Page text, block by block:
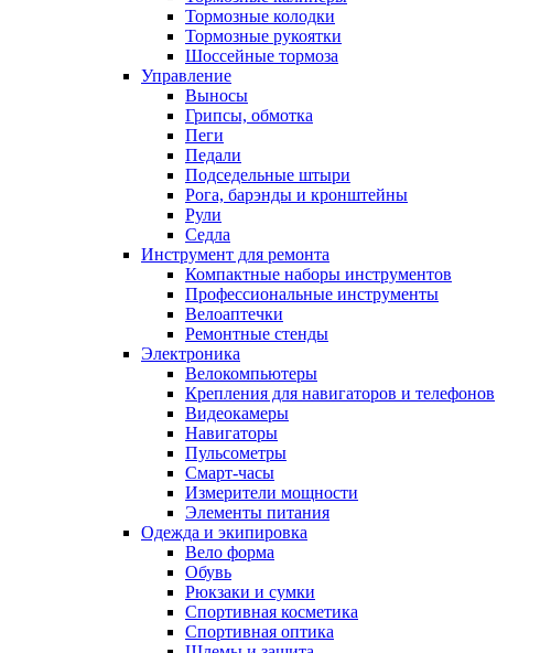
Тормозные колодки
Тормозные рукоятки
Шоссейные тормоза
Управление
Выносы
Грипсы, обмотка
Пеги
Педали
Подседельные штыри
Рога, барэнды и кронштейны
Рули
Седла
Инструмент для ремонта
Компактные наборы инструментов
Профессиональные инструменты
Велоаптечки
Ремонтные стенды
Электроника
Велокомпьютеры
Крепления для навигаторов и телефонов
Видеокамеры
Навигаторы
Пульсометры
Смарт-часы
Измерители мощности
Элементы питания
Одежда и экипировка
Вело форма
Обувь
Рюкзаки и сумки
Спортивная косметика
Спортивная оптика